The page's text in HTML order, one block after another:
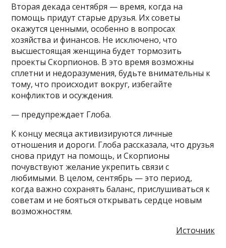
Вторая декада сентября — время, когда на
помощь придут старые друзья. Их советы
окажутся ценными, особенно в вопросах
хозяйства и финансов. Не исключено, что
высшестоящая женщина будет тормозить
проекты Скорпионов. В это время возможны
сплетни и недоразумения, будьте внимательны к
тому, что происходит вокруг, избегайте
конфликтов и осуждения.
— предупреждает Глоба.
К концу месяца активизируются личные
отношения и дороги. Глоба рассказала, что друзья
снова придут на помощь, и Скорпионы
почувствуют желание укрепить связи с
любимыми. В целом, сентябрь — это период,
когда важно сохранять баланс, прислушиваться к
советам и не бояться открывать сердце новым
возможностям.
Источник